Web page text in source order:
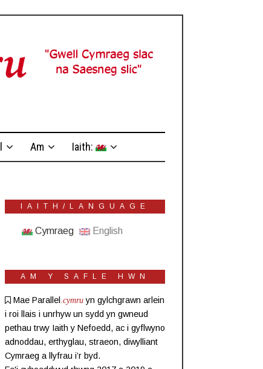
Am Iaith:
IAITH/LANGUAGE
Cymraeg English
AM Y SAFLE HWN
Mae Parallel .cymruyn gylchgrawn arlein
i roi llais i unrhyw un sydd yn gwneud
pethau trwy Iaith y Nefoedd, ac i gyflwyno
adnoddau, erthyglau, straeon, diwylliant
Cymraeg a llyfrau i’r byd.